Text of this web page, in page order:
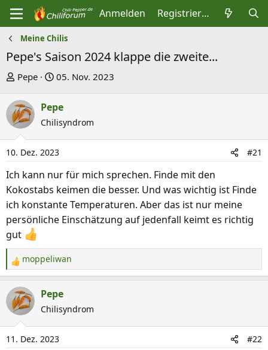
Anmelden Registrieren
Meine Chilis
Pepe's Saison 2024 klappe die zweite...
E
s
t
e
l
e
r
Pepe
E
s
t
l
l
t
a
m
05. Nov. 2023
Pepe
Chilisyndrom
10. Dez. 2023 #21
Ich kann nur für mich sprechen. Finde mit den
Kokostabs keimen die besser. Und was wichtig ist Finde
ich konstante Temperaturen. Aber das ist nur meine
persönliche Einschätzung auf jedenfall keimt es richtig
gut
R
e
a
k
i
o
moppeliwan
Pepe
Chilisyndrom
11. Dez. 2023 #22